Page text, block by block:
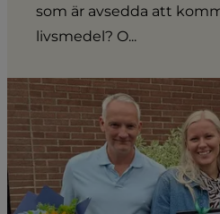
som är avsedda att
livsmedel? O...